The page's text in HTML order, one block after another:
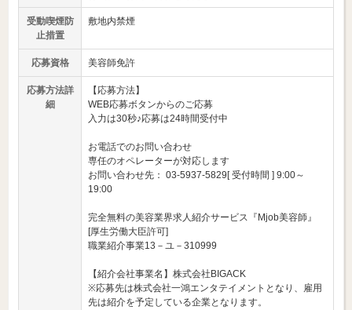
受動喫煙防
止措置
敷地内禁煙
応募資格 美容師免許
応募方法詳
細
【応募方法】
WEB応募ボタンからのご応募
入力は30秒♪応募は24時間受付中
お電話でのお問い合わせ
専任のオペレーターが対応します
お問い合わせ先： 03-5937-5829[ 受付時間 ] 9:00～
19:00
完全無料の美容業界求人紹介サービス『Mjob美容師』
[厚生労働大臣許可]
職業紹介事業13－ユ－310999
【紹介会社事業名】株式会社BIGACK
※応募先は株式会社一鴻エンタテイメントとなり、雇用
先は紹介を予定している企業となります。